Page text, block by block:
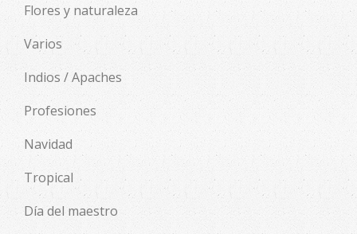
Flores y naturaleza
Varios
Indios / Apaches
Profesiones
Navidad
Tropical
Día del maestro